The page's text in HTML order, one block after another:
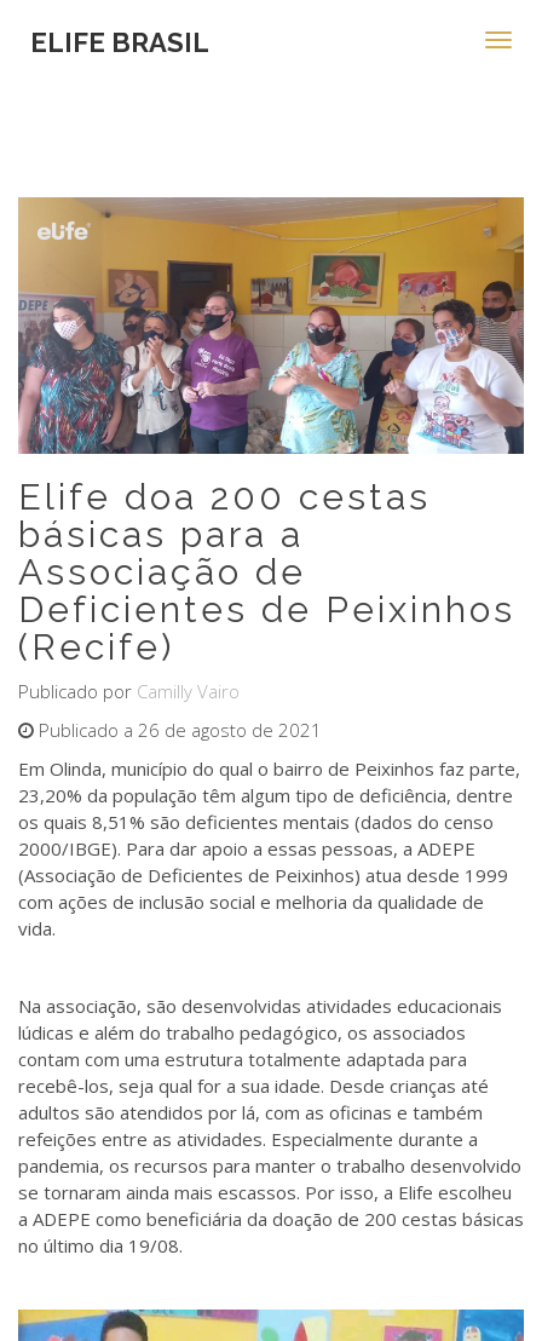
ELIFE BRASIL
Elife doa 200 cestas
básicas para a
Associação de
Deficientes de Peixinhos
(Recife)
Publicado por Camilly Vairo
Publicado a 26 de agosto de 2021
Em Olinda, município do qual o bairro de Peixinhos faz parte,
23,20% da população têm algum tipo de deficiência, dentre
os quais 8,51% são deficientes mentais (dados do censo
2000/IBGE). Para dar apoio a essas pessoas, a ADEPE
(Associação de Deficientes de Peixinhos) atua desde 1999
com ações de inclusão social e melhoria da qualidade de
vida.
Na associação, são desenvolvidas atividades educacionais
lúdicas e além do trabalho pedagógico, os associados
contam com uma estrutura totalmente adaptada para
recebê-los, seja qual for a sua idade. Desde crianças até
adultos são atendidos por lá, com as oficinas e também
refeições entre as atividades. Especialmente durante a
pandemia, os recursos para manter o trabalho desenvolvido
se tornaram ainda mais escassos. Por isso, a Elife escolheu
a ADEPE como beneficiária da doação de 200 cestas básicas
no último dia 19/08.